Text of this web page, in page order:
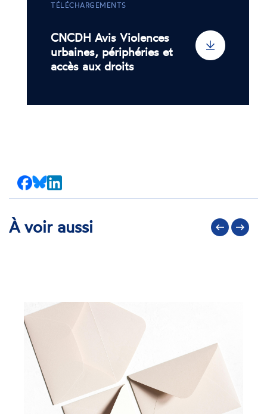
TÉLÉCHARGEMENTS
CNCDH Avis Violences
urbaines, périphéries et
accès aux droits
Partager
Facebook
Partager
Bluesky
Partager
À voir aussi